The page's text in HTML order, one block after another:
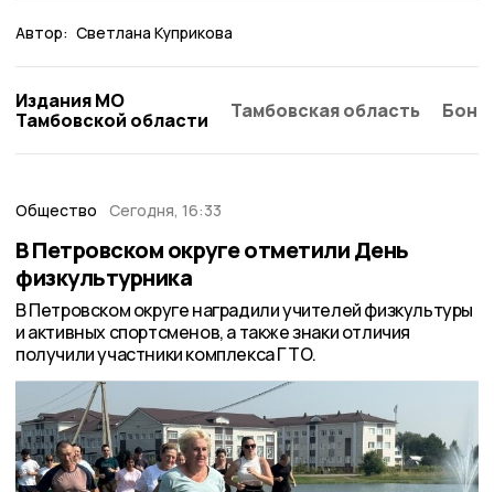
Автор: Светлана Куприкова
Издания МО
Тамбовской области
Тамбовская область
Общество Сегодня, 16:33
В Петровском округе отметили День
физкультурника
В Петровском округе наградили учителей физкультуры
и активных спортсменов, а также знаки отличия
получили участники комплекса ГТО.